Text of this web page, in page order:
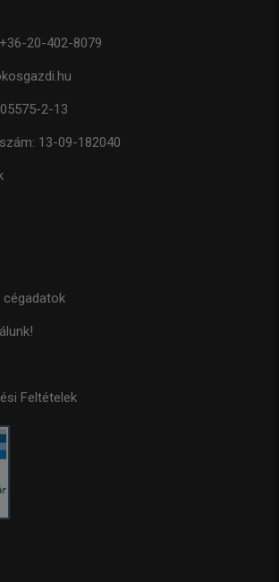
+36-20-402-8079
2-13
13-09-182040
Feltételek